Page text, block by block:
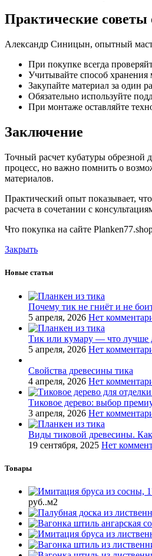
Практические советы
Александр Синицын, опытный
При покупке всегда
Учитывайте способ хранения
Закупайте материал за один
Обязательно используйте
При монтаже оставляйте
Заключение
Точный расчет кубатуры обрезной
процесс, но важно помнить о
материалов.
Практический опыт показывает,
расчета в сочетании с
Что покупка на сайте
Закрыть
Новые статьи
Почему тик не гниёт и не
5 апреля, 2026 Нет
Тик или кумару — что лучше
5 апреля, 2026 Нет
Свойства древесины тика
4 апреля, 2026 Нет
Тиковое дерево: выбор
3 апреля, 2026 Нет
Виды тиковой древесины.
19 сентября, 2025 Нет
Товары
руб..м2